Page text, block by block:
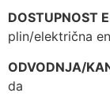
DOSTUPNOST
plin/električna
ODVODNJA/
da